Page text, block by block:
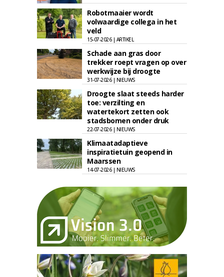
Robotmaaier wordt
volwaardige collega in het
veld
15-07-2026 | ARTIKEL
Schade aan gras door
trekker roept vragen op over
werkwijze bij droogte
31-07-2026 | NIEUWS
Droogte slaat steeds harder
toe: verzilting en
watertekort zetten ook
stadsbomen onder druk
22-07-2026 | NIEUWS
Klimaatadaptieve
inspiratietuin geopend in
Maarssen
14-07-2026 | NIEUWS